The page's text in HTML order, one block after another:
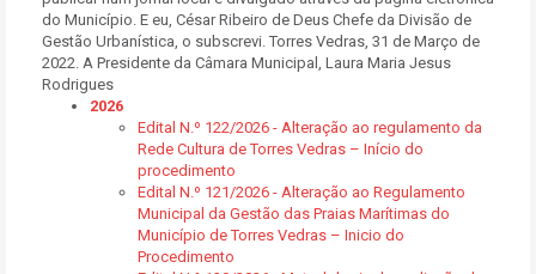
do Município. E eu, César Ribeiro de Deus Chefe da Divisão de
Gestão Urbanística, o subscrevi. Torres Vedras, 31 de Março de
2022. A Presidente da Câmara Municipal, Laura Maria Jesus
Rodrigues
2026
Edital N.º 122/2026 - Alteração ao regulamento da
Rede Cultura de Torres Vedras – Início do
procedimento
Edital N.º 121/2026 - Alteração ao Regulamento
Municipal da Gestão das Praias Marítimas do
Município de Torres Vedras – Inicio do
Procedimento